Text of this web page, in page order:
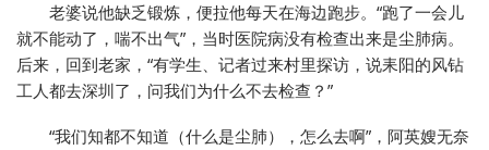
老婆说他缺乏锻炼，便拉他每天在海边跑步。“跑了一会儿
就不能动了，喘不出气”，当时医院病没有检查出来是尘肺病。
后来，回到老家，“有学生、记者过来村里探访，说耒阳的风钻
工人都去深圳了，问我们为什么不去检查？”
“我们知都不知道（什么是尘肺），怎么去啊”，阿英嫂无奈